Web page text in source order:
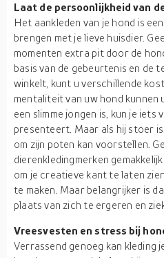
Laat de persoonlijkheid van
Het aankleden van je hond is
brengen met je lieve huisdier.
momenten extra pit door de
basis van de gebeurtenis en de
winkelt, kunt u verschillende
mentaliteit van uw hond kunnen
een slimme jongen is, kun je iets
presenteert. Maar als hij stoer
om zijn poten kan voorstellen.
dierenkledingmerken
om je creatieve kant te laten
te maken. Maar belangrijker is
plaats van zich te ergeren en
Vreesvesten en stress bij
Verrassend genoeg kan kleding